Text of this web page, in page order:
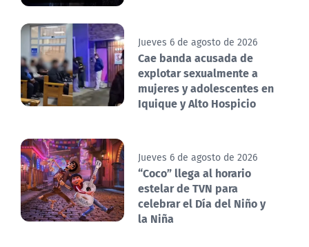
Jueves 6 de agosto de 2026
Cae banda acusada de
explotar sexualmente a
mujeres y adolescentes en
Iquique y Alto Hospicio
Jueves 6 de agosto de 2026
“Coco” llega al horario
estelar de TVN para
celebrar el Día del Niño y
la Niña